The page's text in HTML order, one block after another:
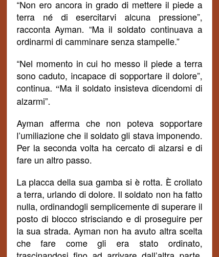
“Non ero ancora in grado di mettere il piede a
terra né di esercitarvi alcuna pressione”,
racconta Ayman. “Ma il soldato continuava a
ordinarmi di camminare senza stampelle.”
“Nel momento in cui ho messo il piede a terra
sono caduto, incapace di sopportare il dolore”,
continua. “Ma il soldato insisteva dicendomi di
alzarmi”.
Ayman afferma che non poteva sopportare
l’umiliazione che il soldato gli stava imponendo.
Per la seconda volta ha cercato di alzarsi e di
fare un altro passo.
La placca della sua gamba si è rotta. È crollato
a terra, urlando di dolore. Il soldato non ha fatto
nulla, ordinandogli semplicemente di superare il
posto di blocco strisciando e di proseguire per
la sua strada. Ayman non ha avuto altra scelta
che fare come gli era stato ordinato,